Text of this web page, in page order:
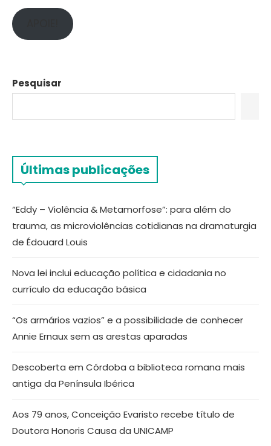
Pesquisar
Últimas publicações
“Eddy – Violência & Metamorfose”: para além do
trauma, as microviolências cotidianas na dramaturgia
de Édouard Louis
Nova lei inclui educação política e cidadania no
currículo da educação básica
“Os armários vazios” e a possibilidade de conhecer
Annie Ernaux sem as arestas aparadas
Descoberta em Córdoba a biblioteca romana mais
antiga da Península Ibérica
Aos 79 anos, Conceição Evaristo recebe título de
Doutora Honoris Causa da UNICAMP